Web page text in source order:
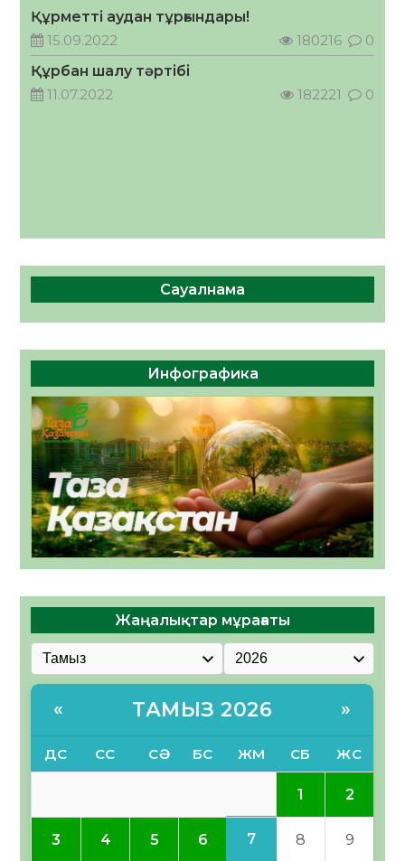
Қазақстандықтардың 72,3%-ы жаңа
Құрылтай үшін дауыс беруге дайын
05.08.2026
Құрметті аудан тұрғындары!
15.09.2022
180216
0
Құрбан шалу тәртібі
11.07.2022
182221 0
Сауалнама
Инфографика
Жаңалықтар мұрағаты
« ТАМЫЗ 2026 »
ДС СС СӘ БС ЖМ СБ ЖС
1 2
3 4 5 6 7 8 9